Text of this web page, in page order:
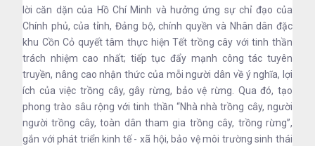
lời căn dặn của Hồ Chí Minh và hưởng ứng sự chỉ đạo của
Chính phủ, của tỉnh, Đảng bộ, chính quyền và Nhân dân đặc
khu Cồn Cỏ quyết tâm thực hiện Tết trồng cây với tinh thần
trách nhiệm cao nhất; tiếp tục đẩy mạnh công tác tuyên
truyền, nâng cao nhận thức của mỗi người dân về ý nghĩa, lợi
ích của việc trồng cây, gây rừng, bảo vệ rừng. Qua đó, tạo
phong trào sâu rộng với tinh thần “Nhà nhà trồng cây, người
người trồng cây, toàn dân tham gia trồng cây, trồng rừng”,
gắn với phát triển kinh tế - xã hội, bảo vệ môi trường sinh thái